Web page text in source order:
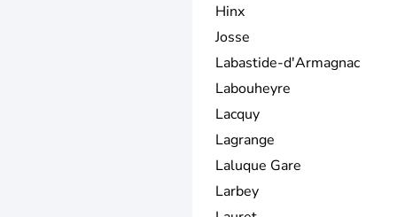
Hinx
Josse
Labastide-d'Armagnac
Labouheyre
Lacquy
Lagrange
Laluque Gare
Larbey